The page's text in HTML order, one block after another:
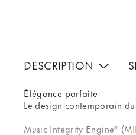
DESCRIPTION
Élégance parfaite
Le design contemporain
Music Integrity Engine®